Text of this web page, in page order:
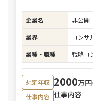
企業名
非公開
業界
コンサ
業種・職種
戦略コ
想定年収 2000万円
仕事内容 仕事内容